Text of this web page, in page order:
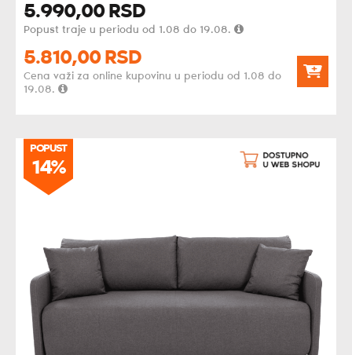
5.990,00 RSD
Popust traje u periodu od 1.08 do 19.08.
5.810,00 RSD
Cena važi za online kupovinu u periodu od 1.08 do
19.08.
POPUST
14%